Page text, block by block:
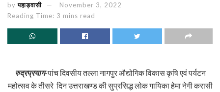
by पहाड़वासी
November 3, 2022
Reading Time: 3 mins read
रुद्रप्रयाग-पांच दिवसीय तल्ला नागपुर औद्योगिक विकास कृषि एवं पर्यटन
महोत्सव के तीसरे दिन उत्तराखण्ड की सुप्रसिद्ध लोक गायिका हेमा नेगी करासी